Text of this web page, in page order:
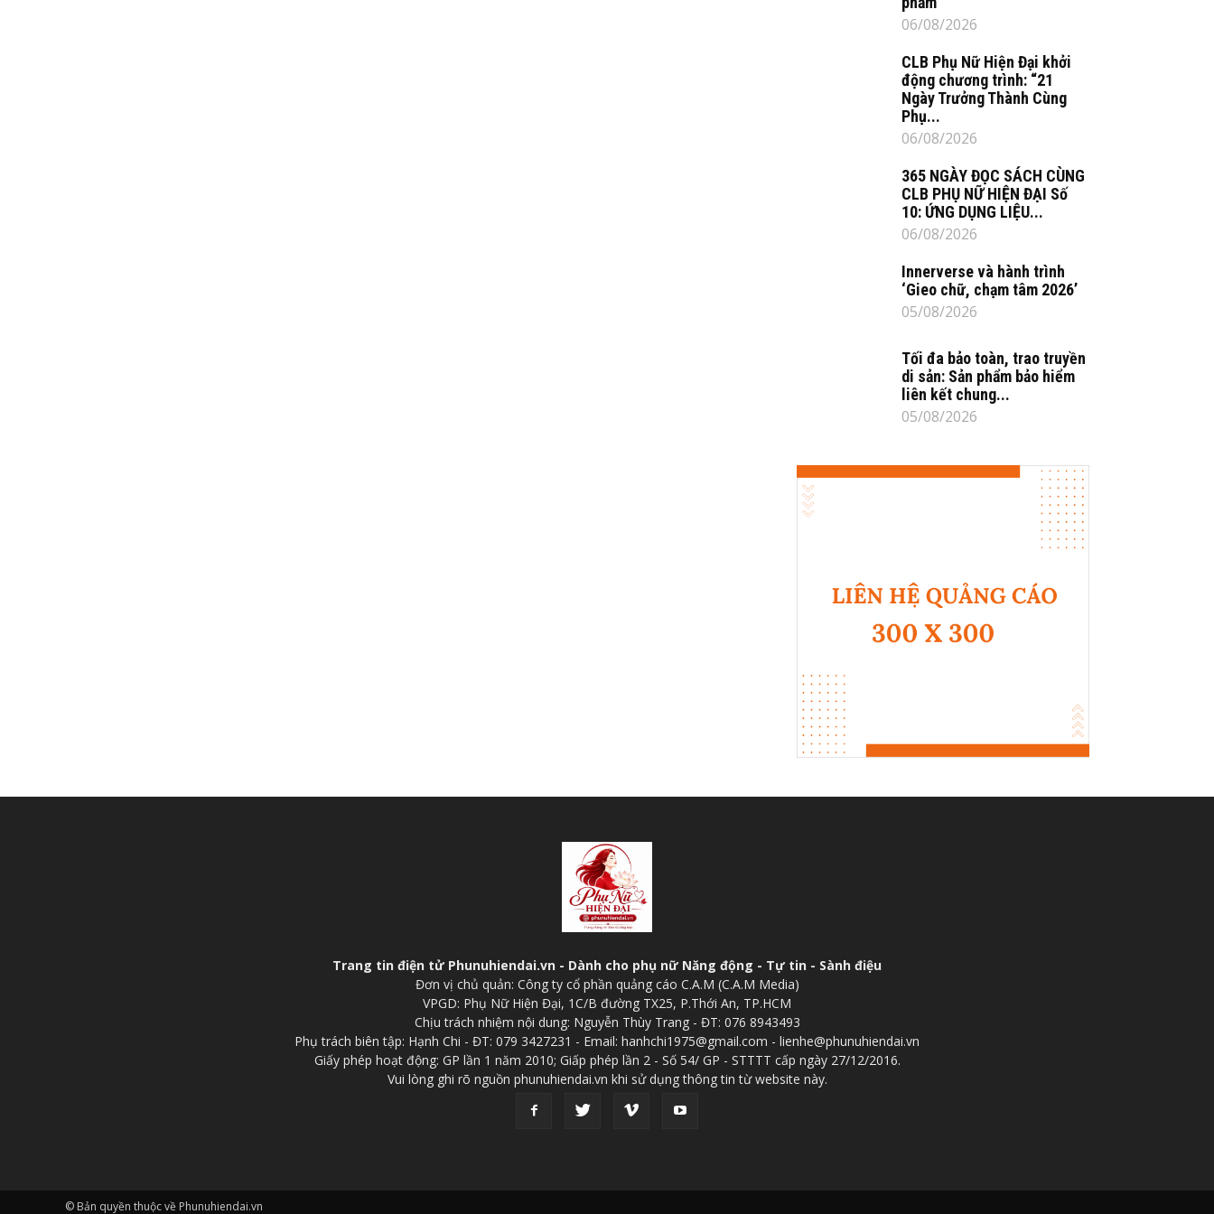
06/08/2026
CLB Phụ Nữ Hiện Đại khởi
động chương trình: “21
Ngày Trưởng Thành Cùng
Phụ...
06/08/2026
365 NGÀY ĐỌC SÁCH CÙNG
CLB PHỤ NỮ HIỆN ĐẠI Số
10: ỨNG DỤNG LIỆU...
06/08/2026
Innerverse và hành trình
‘Gieo chữ, chạm tâm 2026’
05/08/2026
Tối đa bảo toàn, trao truyền
di sản: Sản phẩm bảo hiểm
liên kết chung...
05/08/2026
Trang tin điện tử Phunuhiendai.vn - Dành cho phụ nữ Năng động - Tự tin - Sành điệu
Đơn vị chủ quản: Công ty cổ phần quảng cáo C.A.M (C.A.M Media)
VPGD: Phụ Nữ Hiện Đại, 1C/B đường TX25, P.Thới An, TP.HCM
Chịu trách nhiệm nội dung: Nguyễn Thùy Trang - ĐT: 076 8943493
Phụ trách biên tập: Hạnh Chi - ĐT: 079 3427231 - Email: hanhchi1975@gmail.com - lienhe@phunuhiendai.vn
Giấy phép hoạt động: GP lần 1 năm 2010; Giấp phép lần 2 - Số 54/ GP - STTTT cấp ngày 27/12/2016.
Vui lòng ghi rõ nguồn phunuhiendai.vn khi sử dụng thông tin từ website này.
© Bản quyền thuộc về Phunuhiendai.vn